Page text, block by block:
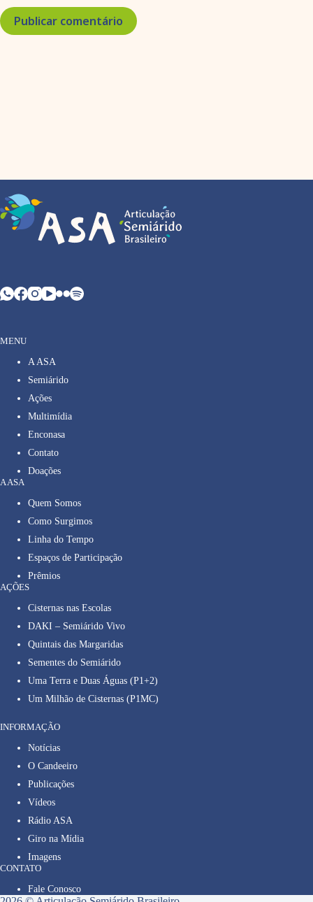
Publicar comentário
MENU
A ASA
Semiárido
Ações
Multimídia
Enconasa
Contato
Doações
A ASA
Quem Somos
Como Surgimos
Linha do Tempo
Espaços de Participação
Prêmios
AÇÕES
Cisternas nas Escolas
DAKI – Semiárido Vivo
Quintais das Margaridas
Sementes do Semiárido
Uma Terra e Duas Águas (P1+2)
Um Milhão de Cisternas (P1MC)
INFORMAÇÃO
Notícias
O Candeeiro
Publicações
Vídeos
Rádio ASA
Giro na Mídia
Imagens
CONTATO
Fale Conosco